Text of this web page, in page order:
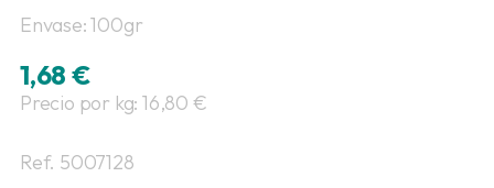
Envase: 100gr
1,68 €
Precio por kg: 16,80 €
Ref. 5007128